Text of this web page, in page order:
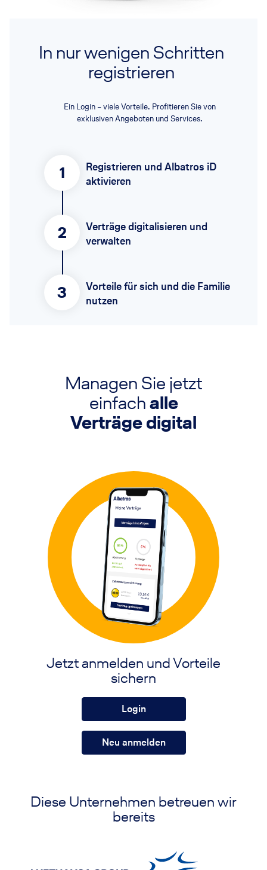
In nur wenigen Schritten
registrieren
Ein Login – viele Vorteile. Profitieren Sie von
exklusiven Angeboten und Services.
1
Registrieren und Albatros iD
aktivieren
2
Verträge digitalisieren und
verwalten
3
Vorteile für sich und die Familie
nutzen
Managen Sie jetzt
einfachalle
Verträge digital
Jetzt anmelden und Vorteile
sichern
Login
Neu anmelden
Diese Unternehmen betreuen wir
bereits